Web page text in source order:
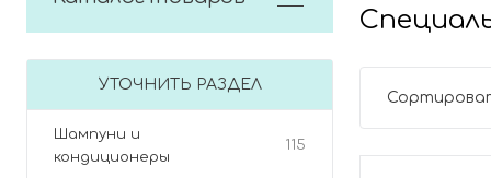
УТОЧНИТЬ РАЗДЕЛ
Шампуни и
кондиционеры
115